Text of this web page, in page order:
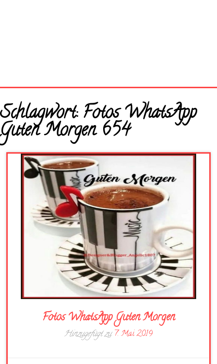
Startseite
Neue Bilder
Schlagwort:Fotos WhatsApp
Guten Morgen 654
Fotos WhatsApp Guten Morgen
Hinzugefügt zu7. Mai 2019